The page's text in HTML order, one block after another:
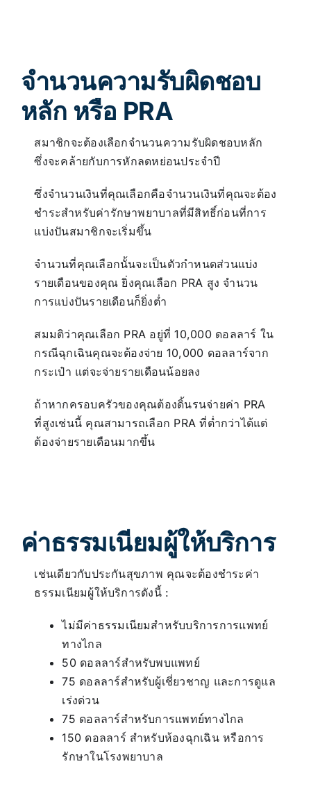
จำนวนความรับผิดชอบ
หลัก หรือ PRA
สมาชิกจะต้องเลือกจำนวนความรับผิดชอบหลัก
ซึ่งจะคล้ายกับการหักลดหย่อนประจำปี
ซึ่งจำนวนเงินที่คุณเลือกคือจำนวนเงินที่คุณจะต้อง
ชำระสำหรับค่ารักษาพยาบาลที่มีสิทธิ์ก่อนที่การ
แบ่งปันสมาชิกจะเริ่มขึ้น
จำนวนที่คุณเลือกนั้นจะเป็นตัวกำหนดส่วนแบ่ง
รายเดือนของคุณ ยิ่งคุณเลือก PRA สูง จำนวน
การแบ่งปันรายเดือนก็ยิ่งต่ำ
สมมติว่าคุณเลือก PRA อยู่ที่ 10,000 ดอลลาร์ ใน
กรณีฉุกเฉินคุณจะต้องจ่าย 10,000 ดอลลาร์จาก
กระเป๋า แต่จะจ่ายรายเดือนน้อยลง
ถ้าหากครอบครัวของคุณต้องดิ้นรนจ่ายค่า PRA
ที่สูงเช่นนี้ คุณสามารถเลือก PRA ที่ต่ำกว่าได้แต่
ต้องจ่ายรายเดือนมากขึ้น
ค่าธรรมเนียมผู้ให้บริการ
เช่นเดียวกับประกันสุขภาพ คุณจะต้องชำระค่า
ธรรมเนียมผู้ให้บริการดังนี้ :
ไม่มีค่าธรรมเนียมสำหรับบริการการแพทย์
ทางไกล
50 ดอลลาร์สำหรับพบแพทย์
75 ดอลลาร์สำหรับผู้เชี่ยวชาญ และการดูแล
เร่งด่วน
75 ดอลลาร์สำหรับการแพทย์ทางไกล
150 ดอลลาร์ สำหรับห้องฉุกเฉิน หรือการ
รักษาในโรงพยาบาล